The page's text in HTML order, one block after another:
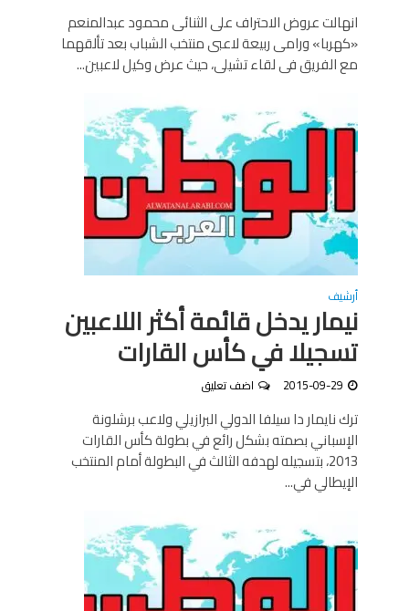
انهالت عروض الاحتراف على الثنائى محمود عبدالمنعم
«كهربا» ورامى ربيعة لاعبى منتخب الشباب بعد تألقهما
مع الفريق فى لقاء تشيلى، حيث عرض وكيل لاعبين...
أرشيف
نيمار يدخل قائمة أكثر اللاعبين
تسجيلا في كأس القارات
2015-09-29 اضف تعليق
ترك نايمار دا سيلفا الدولي البرازيلي ولاعب برشلونة
الإسباني بصمته بشكل رائع في بطولة كأس القارات
2013، بتسجيله لهدفه الثالث في البطولة أمام المنتخب
الإيطالي في...